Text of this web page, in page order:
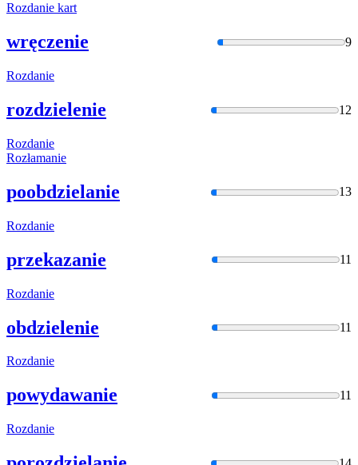
Rozdanie kart
wręczenie 9
Rozdanie
rozdzielenie 12
Rozdanie
Rozłamanie
poobdzielanie 13
Rozdanie
przekazanie 11
Rozdanie
obdzielenie 11
Rozdanie
powydawanie 11
Rozdanie